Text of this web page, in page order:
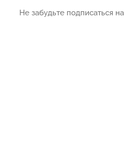
Не забудьте подписаться